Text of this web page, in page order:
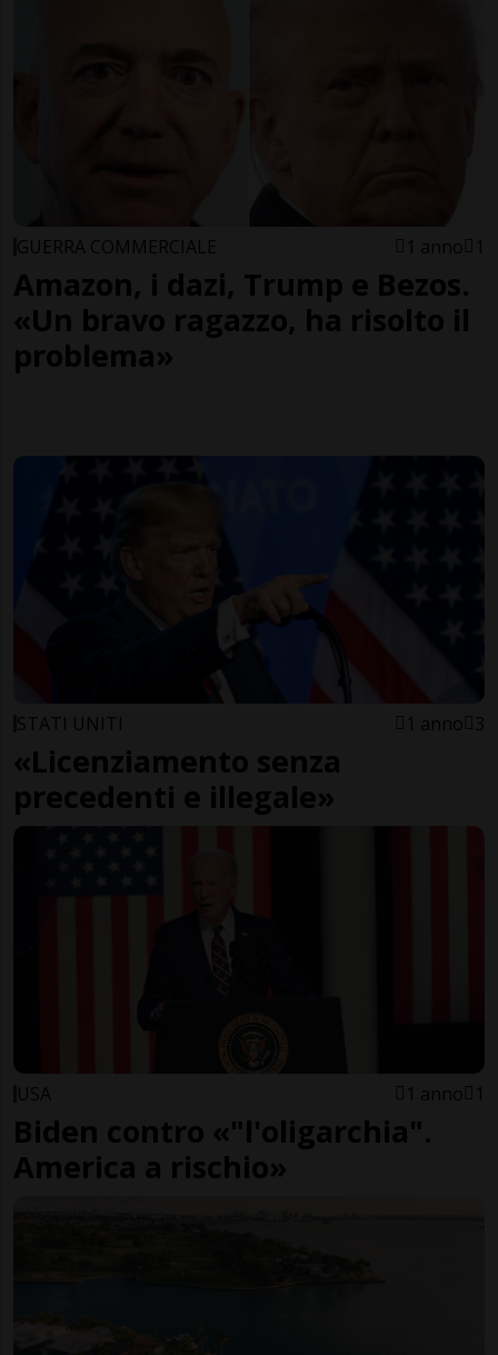
GUERRA COMMERCIALE 1 anno 1
Amazon, i dazi, Trump e Bezos.
«Un bravo ragazzo, ha risolto il
problema»
STATI UNITI 1 anno 3
«Licenziamento senza
precedenti e illegale»
USA 1 anno 1
Biden contro «"l'oligarchia".
America a rischio»